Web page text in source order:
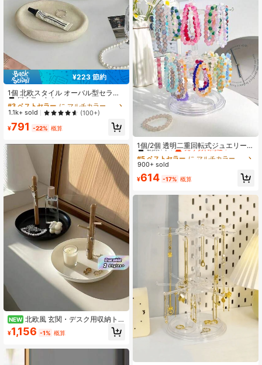
¥223 節約
1個 北欧スタイル オーバル型セラミ
ック トレー、玄関キーホルダー、デ
スクトップジュエリー ディスプレイ
プレート
#3 ベストセラー
に マルチカラー ジュエリートレイ
高リピート率
#3 ベストセラー
高リピート率
#3 ベストセラー
高リピート率
#3 ベストセラー
に マルチカラー ジュエリートレイ
高リピート率
1.1k+ sold (100+)
¥791 -22% 概算
NEW 北欧風 玄関・デスク用収納トレ
イ 多用途 鍵・ジュエリー・香水・小
物整理トレー コーヒーテーブル リビ
¥1,156 -1% 概算
1個/2個 透明二重回転式ジュエリーデ
ィスプレイスタンド、ブレスレッ
ト、ネックレス、ペンダント、クリ
ップ、シュシュ、ヘアバンドなどの
女性の日用ヘアアクセサリーに適し
ています。大容量ブラックストレー
ジラック、バニティ、リビングルー
ム、寝室、店頭ディスプレイに使用
#5 ベストセラー
創業1年
売り切れ間近！
#5 ベストセラー
創業1年
#5 ベストセラー
創業1年
#5 ベストセラー
に マルチカラー ジュエリータワー
900+ sold
¥614 -17% 概算